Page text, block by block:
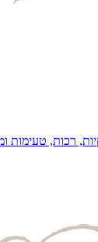
רכות, טעימות